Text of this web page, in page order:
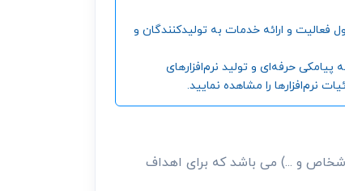
مرجع جمع‌آوری اطلاعات شرکت‌ها، موسسات، اشخاص و ... ، از سال 1392 تاکنون مشغول فعالیت و ارائه خدمات به تولیدکنندگان و
حرفه‌ای و تولید نرم‌افزارهای
نرم‌افزارها را مشاهده نمایید.
و ...) می باشد که برای اهداف